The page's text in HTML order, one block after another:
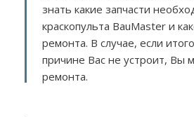
знать какие запчасти
краскопульта BauMaster и
ремонта. В случае, если
причине Вас не устроит, Вы
ремонта.